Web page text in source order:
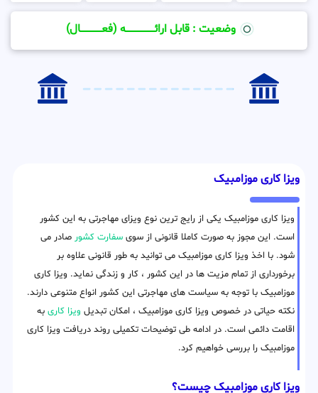
وضعیت : قابل ارائــــــــــــــــــــه (فعـــــــــــــــال)
ویزا کاری موزامبیک
ویزا کاری موزامبیک یکی از رایج ترین نوع ویزای مهاجرتی به این کشور
است. این مجوز به صورت کاملا قانونی از سوی سفارت کشور صادر می
شود. با اخذ ویزا کاری موزامبیک می توانید به طور قانونی علاوه بر
برخورداری از تمام مزیت ها در این کشور ، کار و زندگی نماید. ویزا کاری
موزامبیک با توجه به سیاست های مهاجرتی این کشور انواع متنوعی دارند.
نکته حیاتی در خصوص ویزا کاری موزامبیک ، امکان تبدیل ویزا کاری به
اقامت دائمی است. در ادامه طی توضیحات تکمیلی روند دریافت ویزا کاری
موزامبیک را بررسی خواهیم کرد.
ویزا کاری موزامبیک چیست؟